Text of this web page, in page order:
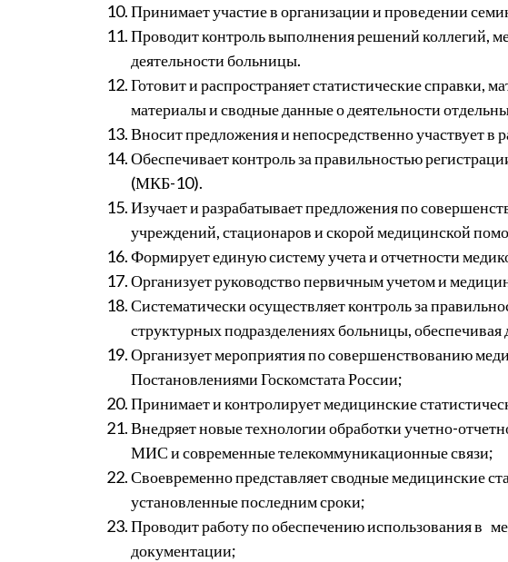
Принимает участие в организации и проведении
Проводит контроль выполнения решений коллегий,
деятельности больницы.
Готовит и распространяет статистические справки,
материалы и сводные данные о деятельности
Вносит предложения и непосредственно участвует
Обеспечивает контроль за правильностью
(МКБ-10).
Изучает и разрабатывает предложения по
учреждений, стационаров и скорой медицинской
Формирует единую систему учета и отчетности
Организует руководство первичным учетом и
Систематически осуществляет контроль за
структурных подразделениях больницы,
Организует мероприятия по совершенствованию
Постановлениями Госкомстата России;
Принимает и контролирует медицинские
Внедряет новые технологии обработки учетно-
МИС и современные телекоммуникационные связи;
Своевременно представляет сводные медицинские
установленные последним сроки;
Проводит работу по обеспечению использования в
документации;